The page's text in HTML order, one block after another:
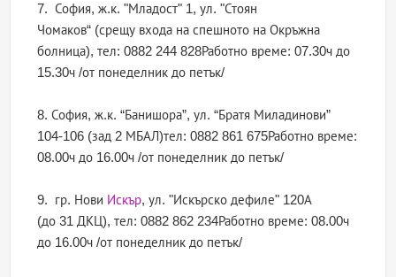
7. София, ж.к. "Младост" 1, ул. "Стоян
Чомаков“ (срещу входа на спешното на Окръжна
болница), тел: 0882 244 828Работно време: 07.30ч до
15.30ч /от понеделник до петък/
8. София, ж.к. “Банишора”, ул. “Братя Миладинови”
104-106 (зад 2 МБАЛ)тел: 0882 861 675Работно време:
08.00ч до 16.00ч /от понеделник до петък/
9. гр. Нови Искър, ул. "Искърско дефиле" 120А
(до 31 ДКЦ), тел: 0882 862 234Работно време: 08.00ч
до 16.00ч /от понеделник до петък/